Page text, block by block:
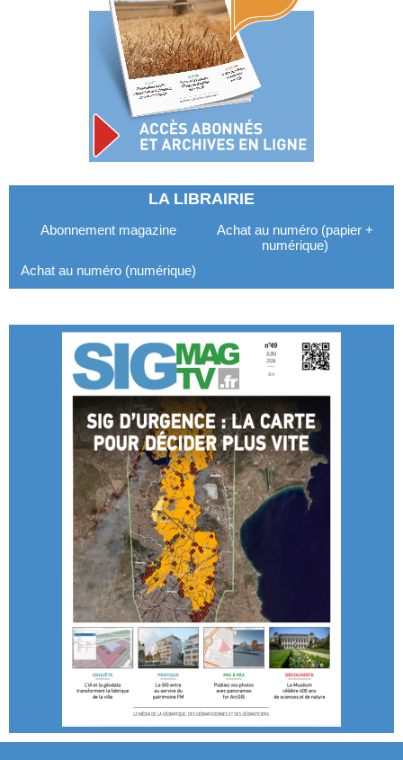
LA LIBRAIRIE
Abonnement magazine
Achat au numéro (papier +
numérique)
Achat au numéro (numérique)